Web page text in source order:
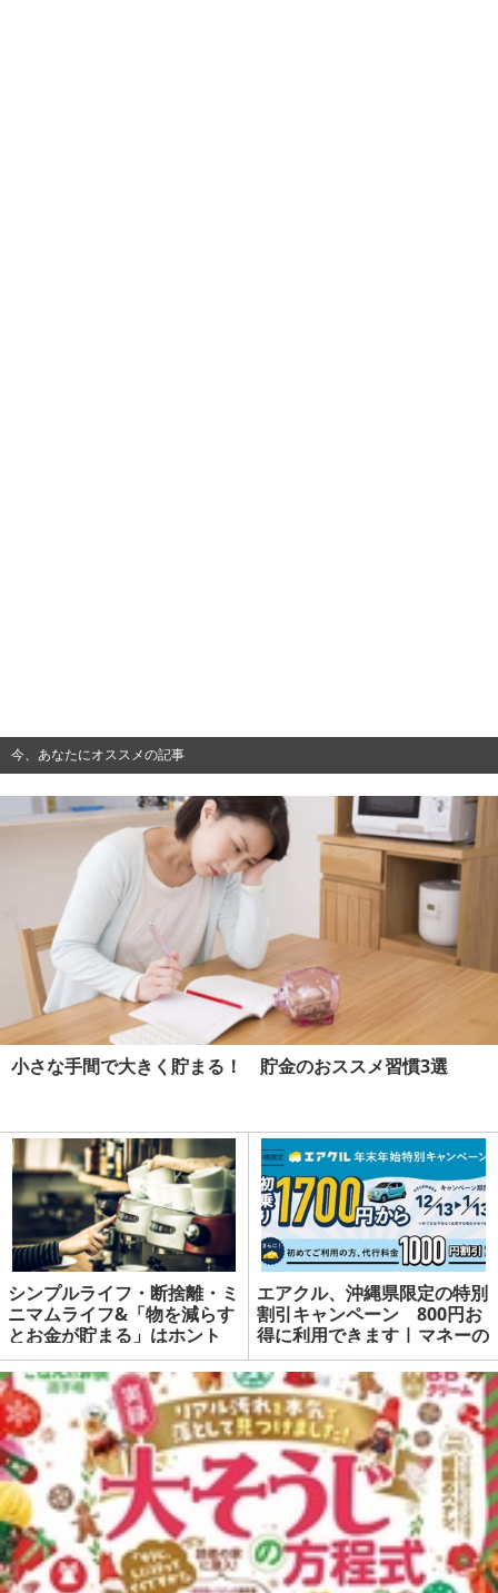
今、あなたにオススメの記事
小さな手間で大きく貯まる！ 貯金のおススメ習慣3選
シンプルライフ・断捨離・ミ
ニマムライフ&「物を減らす
とお金が貯まる」はホント
か？
エアクル、沖縄県限定の特別
割引キャンペーン 800円お
得に利用できます | マネーの
達人